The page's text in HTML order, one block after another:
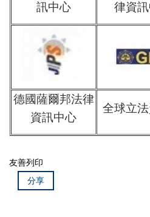
訊中心
律資
德國薩爾邦法律
資訊中心
全球立
友善列印
分享